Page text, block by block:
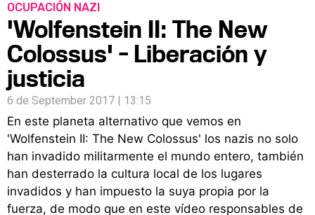
OCUPACIÓN NAZI
'Wolfenstein II: The New
Colossus' - Liberación y
justicia
6 de September 2017 | 13:15
En este planeta alternativo que vemos en
'Wolfenstein II: The New Colossus' los nazis no solo
han invadido militarmente el mundo entero, también
han desterrado la cultura local de los lugares
invadidos y han impuesto la suya propia por la
fuerza, de modo que en este vídeo responsables de